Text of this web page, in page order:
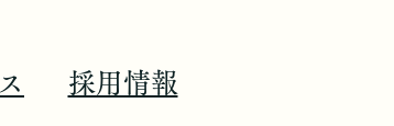
​採用情報